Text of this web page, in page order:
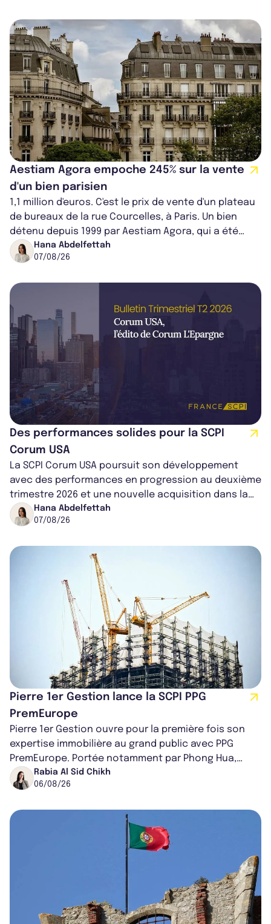
Aestiam Agora empoche 245% sur la vente
d'un bien parisien
1,1 million d'euros. C'est le prix de vente d'un plateau
de bureaux de la rue Courcelles, à Paris. Un bien
détenu depuis 1999 par Aestiam Agora, qui a été
cédé avec une plus-value...
Hana Abdelfettah
07/08/26
Des performances solides pour la SCPI
Corum USA
La SCPI Corum USA poursuit son développement
avec des performances en progression au deuxième
trimestre 2026 et une nouvelle acquisition dans la
région de Chicago. Entre hausse de...
Hana Abdelfettah
07/08/26
Pierre 1er Gestion lance la SCPI PPG
PremEurope
Pierre 1er Gestion ouvre pour la première fois son
expertise immobilière au grand public avec PPG
PremEurope. Portée notamment par Phong Hua,
ancien directeur des investissements d...
Rabia Al Sid Chikh
06/08/26